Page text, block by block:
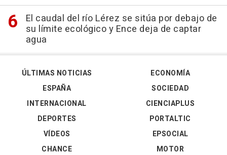
El caudal del río Lérez se sitúa por debajo de
su límite ecológico y Ence deja de captar
agua
ÚLTIMAS NOTICIAS
ESPAÑA
INTERNACIONAL
DEPORTES
VÍDEOS
ECONOMÍA
SOCIEDAD
CIENCIAPLUS
PORTALTIC
EPSOCIAL
CHANCE
MOTOR